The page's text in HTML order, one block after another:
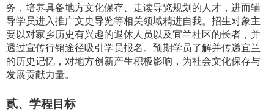
务，培养具备地方文化保存、走读导览规划的人才，进而辅
导学员进入推广文史导览等相关领域精进自我。招生对象主
要以对家乡历史有兴趣的退休人员以及宜兰社区的长者，并
透过宣传行销途径吸引学员报名。预期学员了解并传递宜兰
的历史记忆，对地方创新产生积极影响，为社会文化保存与
发展贡献力量。
贰、 学程目标